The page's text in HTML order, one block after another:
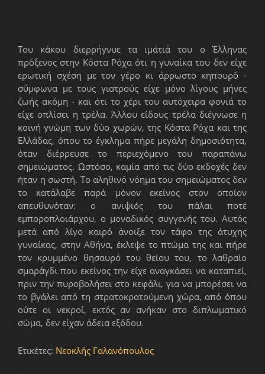
Του κάκου διερρήγνυε τα ιμάτιά του ο Έλληνας
πρόξενος στην Κόστα Ρόχα ότι η γυναίκα του δεν είχε
ερωτική σχέση με τον γέρο κι άρρωστο κηπουρό -
σύμφωνα με τους γιατρούς είχε μόνο λίγους μήνες
ζωής ακόμη - και ότι το χέρι του αυτόχειρα φονιά το
είχε οπλίσει η τρέλα. Άλλου είδους τρέλα διέγνωσε η
κοινή γνώμη των δύο χωρών, της Κόστα Ρόχα και της
Ελλάδας, όπου το έγκλημα πήρε μεγάλη δημοσιότητα,
όταν διέρρευσε το περιεχόμενο του παραπάνω
σημειώματος. Ωστόσο, καμία από τις δύο εκδοχές δεν
ήταν η σωστή. Το αληθινό νόημα του σημειώματος δεν
το κατάλαβε παρά μόνον εκείνος στον οποίον
απευθυνόταν: ο ανιψιός του πάλαι ποτέ
εμποροπλοιάρχου, ο μοναδικός συγγενής του. Αυτός
μετά από λίγο καιρό άνοιξε τον τάφο της άτυχης
γυναίκας, στην Αθήνα, έκλεψε το πτώμα της και πήρε
τον κρυμμένο θησαυρό του θείου του, το λαθραίο
σμαράγδι που εκείνος την είχε αναγκάσει να καταπιεί,
πριν την πυροβολήσει στο κεφάλι, για να μπορέσει να
το βγάλει από τη στρατοκρατούμενη χώρα, από όπου
ούτε οι νεκροί, εκτός αν ανήκαν στο διπλωματικό
σώμα, δεν είχαν άδεια εξόδου.
Ετικέτες: Νεοκλής Γαλανόπουλος